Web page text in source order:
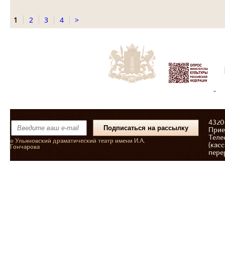
1 2 3 4 >
© Ульяновский драматический театр имени И.А.
Гончарова